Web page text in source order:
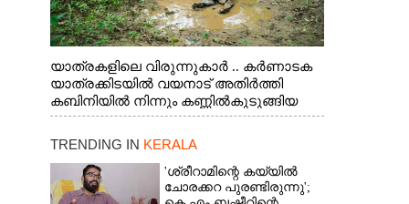
യാത്രകളിലെ വിരുന്നുകാർ .. കർണാടക
യാത്രക്കിടയിൽ വയനാട് അതിർത്തി
കബിനിയിൽ നിന്നും കണ്ണിൽകുടുങ്ങിയ
കടുവ.
TRENDING IN KERALA
'ശ്രീറാമിന്റെ കയ്യിൽ
ചോരക്കറ പുരണ്ടിരുന്നു';